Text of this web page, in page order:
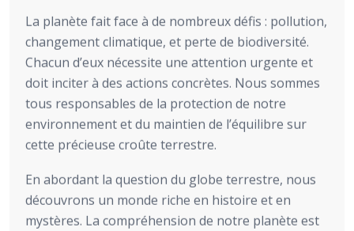
La planète fait face à de nombreux défis : pollution,
changement climatique, et perte de biodiversité.
Chacun d’eux nécessite une attention urgente et
doit inciter à des actions concrètes. Nous sommes
tous responsables de la protection de notre
environnement et du maintien de l’équilibre sur
cette précieuse croûte terrestre.
En abordant la question du globe terrestre, nous
découvrons un monde riche en histoire et en
mystères. La compréhension de notre planète est